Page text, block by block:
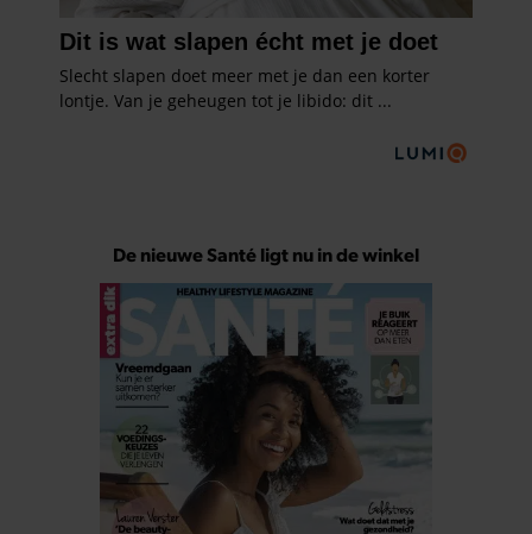
De nieuwe Santé ligt nu in de winkel